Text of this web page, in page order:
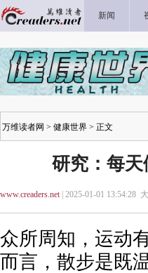
新闻
万维读者网 > 健康世界 > 正文
研究：每
www.creaders.net| 2025-01-01 13:54:28
众所周知，运动
而言，散步是既